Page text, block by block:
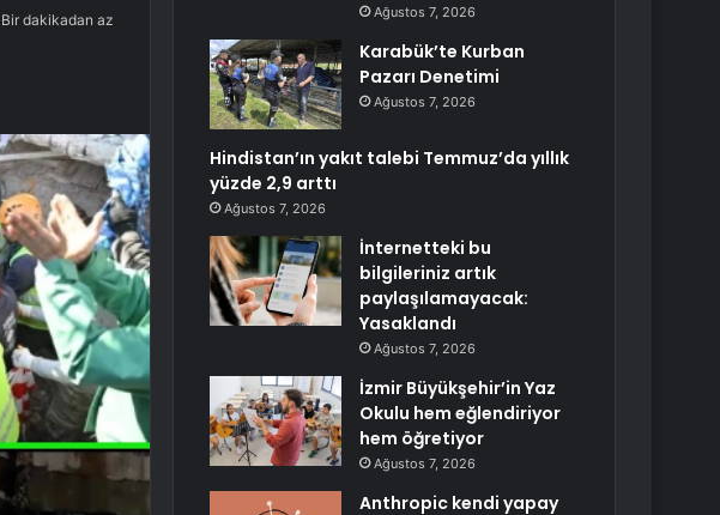
Bir dakikadan az Ağustos 7, 2026
Karabük’te Kurban
Pazarı Denetimi
Ağustos 7, 2026
Hindistan’ın yakıt talebi Temmuz’da yıllık
yüzde 2,9 arttı
Ağustos 7, 2026
İnternetteki bu
bilgileriniz artık
paylaşılamayacak:
Yasaklandı
Ağustos 7, 2026
İzmir Büyükşehir’in Yaz
Okulu hem eğlendiriyor
hem öğretiyor
Ağustos 7, 2026
Anthropic kendi yapay